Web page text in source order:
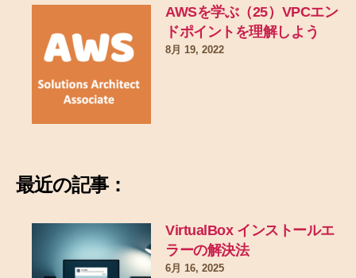
AWSを学ぶ（25）VPCエン
ドポイントを理解しよう
8月 19, 2022
最近の記事：
VirtualBox インストールエ
ラーの解決法
6月 16, 2025